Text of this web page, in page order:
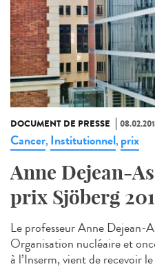
DOCUMENT DE PRESSE
Cancer, Institutionnel, prix
Anne Dejean-
prix Sjöberg
Le professeur Anne Dejean-
Organisation nucléaire et
à l’Inserm, vient de recevoir